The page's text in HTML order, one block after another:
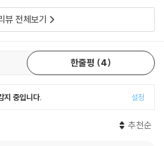
놀라울 정도다.
사를 냈을 때의 고정순 작가의 이력은 정점
생과 학생이 아니라, 그림책을 만드는 동료
, 헤어지고 싶지 않아
장’을 시작했다.
뷰 전체보기
한줄평 4
지 중입니다. 설정
추천순